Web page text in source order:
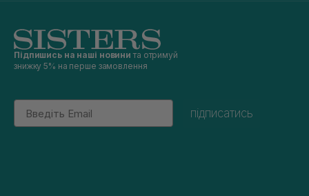
Підпишись на наші новини та отримуй
знижку 5% на перше замовлення
Email
підписатись